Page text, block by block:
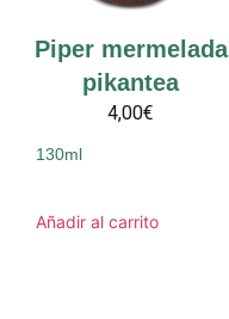
Piper mermelada
pikantea
4,00€
130ml
Añadir al carrito